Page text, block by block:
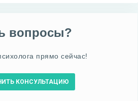
вопросы?
прямо сейчас!
КОНСУЛЬТАЦИЮ